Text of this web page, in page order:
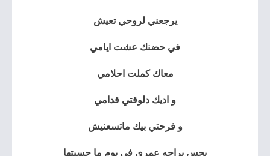
يرجعني لروحي تعيش
في حضنك عشت ايامي
معاك كملت احلامي
و اديك دلوقتي قدامي
و فرحتي بيك ماتسعنيش
بحس براحه عمري في يوم ما حسيتها